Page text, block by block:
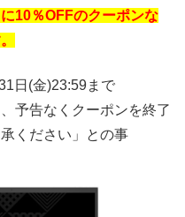
10％OFFのクーポンな
日(金)23:59まで
予告なくクーポンを終了
ください」との事